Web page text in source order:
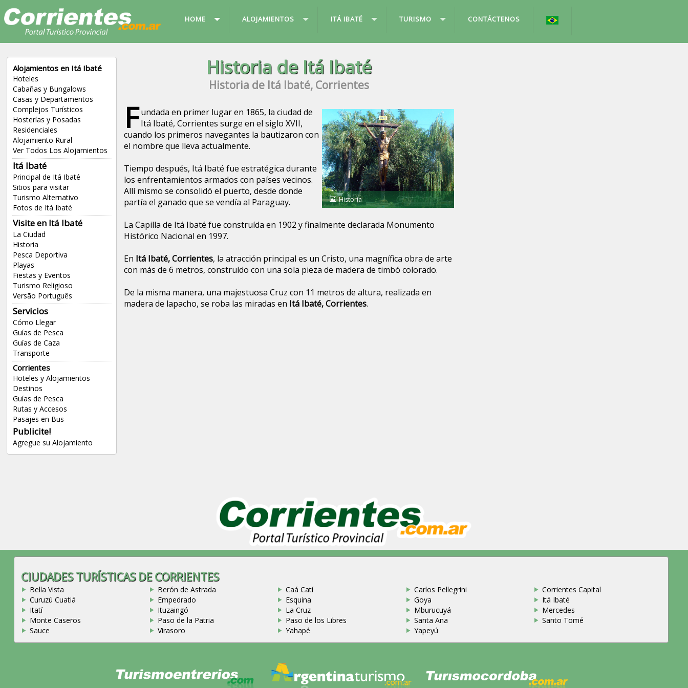
HOME ALOJAMIENTOS ITÁ IBATÉ TURISMO CONTÁCTENOS
Alojamientos en Itá Ibaté
Hoteles
Cabañas y Bungalows
Casas y Departamentos
Complejos Turísticos
Hosterías y Posadas
Residenciales
Alojamiento Rural
Ver Todos Los Alojamientos
Itá Ibaté
Principal de Itá Ibaté
Sitios para visitar
Turismo Alternativo
Fotos de Itá Ibaté
Visite en Itá Ibaté
La Ciudad
Historia
Pesca Deportiva
Playas
Fiestas y Eventos
Turismo Religioso
Versão Português
Servicios
Cómo Llegar
Guías de Pesca
Guías de Caza
Transporte
Corrientes
Hoteles y Alojamientos
Destinos
Guías de Pesca
Rutas y Accesos
Pasajes en Bus
Publicite!
Agregue su Alojamiento
Historia de Itá Ibaté
Historia de Itá Ibaté, Corrientes
Historia
F undada en primer lugar en 1865, la ciudad de
Itá Ibaté, Corrientes surge en el siglo XVII,
cuando los primeros navegantes la bautizaron con
el nombre que lleva actualmente.
Tiempo después, Itá Ibaté fue estratégica durante
los enfrentamientos armados con países vecinos.
Allí mismo se consolidó el puerto, desde donde
partía el ganado que se vendía al Paraguay.
La Capilla de Itá Ibaté fue construída en 1902 y finalmente declarada Monumento
Histórico Nacional en 1997.
En Itá Ibaté, Corrientes, la atracción principal es un Cristo, una magnífica obra de arte
con más de 6 metros, construído con una sola pieza de madera de timbó colorado.
De la misma manera, una majestuosa Cruz con 11 metros de altura, realizada en
madera de lapacho, se roba las miradas en Itá Ibaté, Corrientes.
CIUDADES TURÍSTICAS DE CORRIENTES
Bella Vista Berón de Astrada Caá Catí Carlos Pellegrini
Corrientes Capital
Curuzú Cuatiá
Empedrado Esquina Goya
Itá Ibaté
Itatí
Ituzaingó La Cruz Mburucuyá
Mercedes
Monte Caseros
Paso de la Patria Paso de los Libres Santa Ana
Santo Tomé
Sauce
Virasoro Yahapé Yapeyú